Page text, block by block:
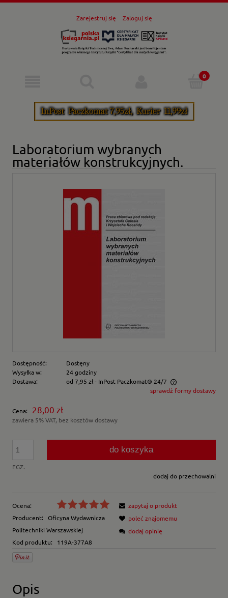
Zarejestruj się Zaloguj się
Laboratorium wybranych
materiałów konstrukcyjnych.
Dostępność:
Dostęny
Wysyłka w:
24 godziny
Dostawa:
od 7,95 zł- InPost Paczkomat® 24/7
Cena nie zawiera ewentualnych kosztów płatnościsprawdź formy dostawy
Cena: 28,00 zł
zawiera 5% VAT, bez kosztów dostawy
EGZ.
do koszyka
dodaj do przechowalni
Ocena:
Producent:
Oficyna Wydawnicza
Politechniki Warszawskiej
Kod produktu:
119A-377A8
zapytaj o produkt
poleć znajomemu
dodaj opinię
Opis